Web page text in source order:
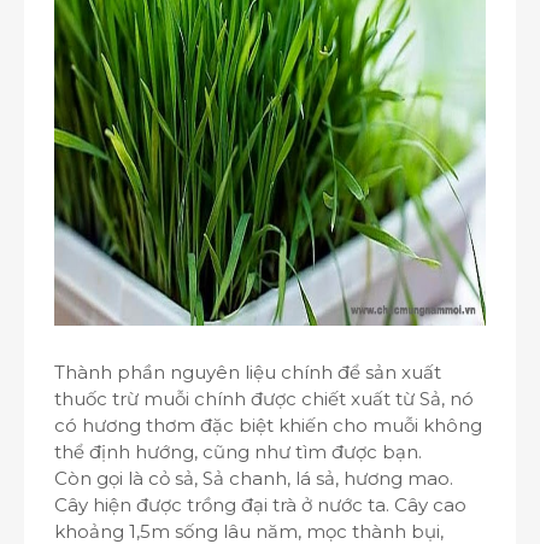
Thành phần nguyên liệu chính để sản xuất
thuốc trừ muỗi chính được chiết xuất từ Sả, nó
có hương thơm đặc biệt khiến cho muỗi không
thể định hướng, cũng như tìm được bạn.
Còn gọi là cỏ sả, Sả chanh, lá sả, hương mao.
Cây hiện được trồng đại trà ở nước ta. Cây cao
khoảng 1,5m sống lâu năm, mọc thành bụi,